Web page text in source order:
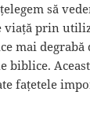
să
viață prin
mai degrabă
biblice.
fațetele